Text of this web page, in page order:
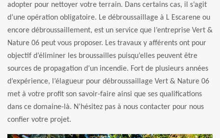
adopter pour nettoyer votre terrain. Dans certains cas, il s’agit
d’une opération obligatoire. Le débroussaillage à L Escarene ou
encore débroussaillement, est un service que l’entreprise Vert &
Nature 06 peut vous proposer. Les travaux y afférents ont pour
objectif d’éliminer les broussailles puisqu’elles peuvent être
sources de propagation d’un incendie. Fort de plusieurs années
d’expérience, l’élagueur pour débroussaillage Vert & Nature 06
met à votre profit son savoir-faire ainsi que ses qualifications
dans ce domaine-là. N’hésitez pas à nous contacter pour nous
confier votre projet.